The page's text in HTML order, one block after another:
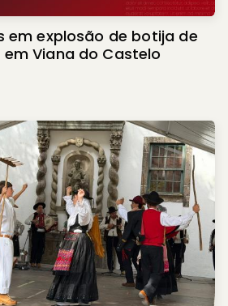
em explosão de botija de
Viana do Castelo